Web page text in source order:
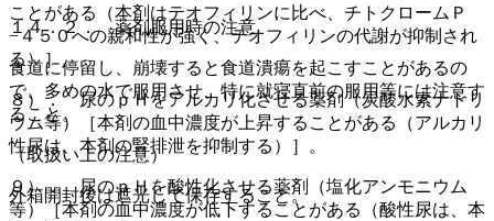
１４．２． 薬剤服用時の注意
食道に停留し、崩壊すると食道潰瘍を起こすことがあるの
で、多めの水で服用させ、特に就寝直前の服用等には注意す
ること。
（取扱い上の注意）
外箱開封後は遮光して保存すること。
ことがある（本剤はテオフィリンに比べ、チトクロームＰ
−４５０への親和性が強く、テオフィリンの代謝が抑制され
る）］。
８）． 尿のｐＨをアルカリ化させる薬剤（炭酸水素ナトリ
ウム等）［本剤の血中濃度が上昇することがある（アルカリ
性尿は、本剤の腎排泄を抑制する）］。
９）． 尿のｐＨを酸性化させる薬剤（塩化アンモニウム
等）［本剤の血中濃度が低下することがある（酸性尿は、本